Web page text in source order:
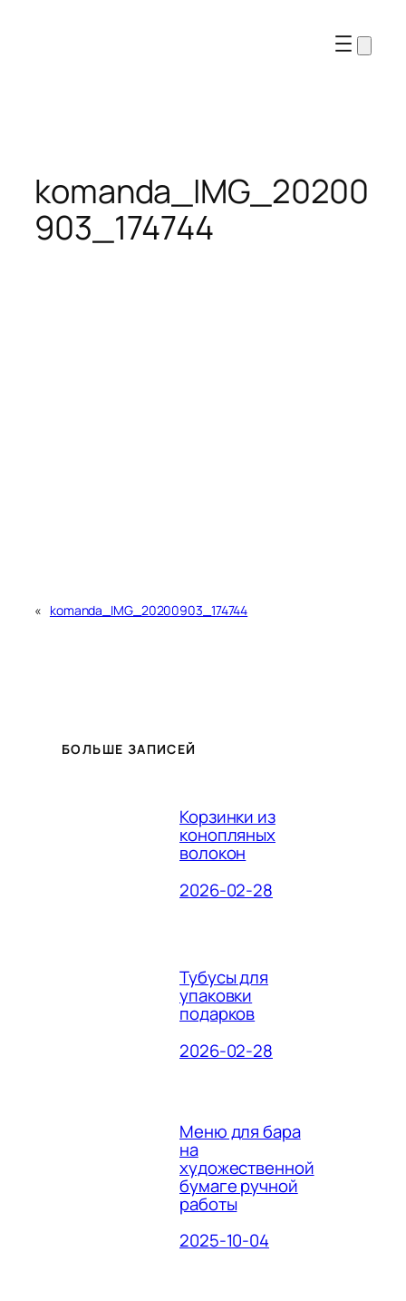
komanda_IMG_20200
903_174744
« komanda_IMG_20200903_174744
БОЛЬШЕ ЗАПИСЕЙ
Корзинки из
конопляных
волокон
2026-02-28
Тубусы для
упаковки
подарков
2026-02-28
Меню для бара
на
художественной
бумаге ручной
работы
2025-10-04